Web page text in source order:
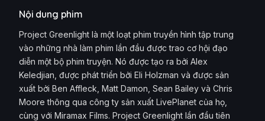
Nội dung phim
Project Greenlight là một loạt phim truyền hình tập trung
vào những nhà làm phim lần đầu được trao cơ hội đạo
diễn một bộ phim truyện. Nó được tạo ra bởi Alex
Keledjian, được phát triển bởi Eli Holzman và được sản
xuất bởi Ben Affleck, Matt Damon, Sean Bailey và Chris
Moore thông qua công ty sản xuất LivePlanet của họ,
cùng với Miramax Films. Project Greenlight lần đầu tiên